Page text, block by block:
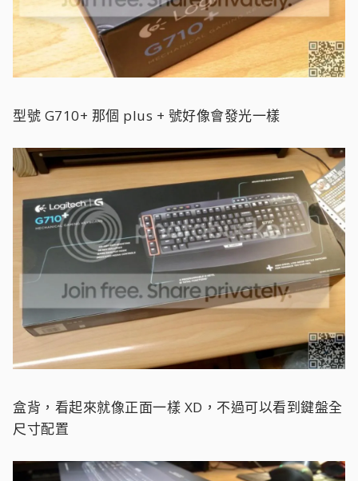
型號 G710+ 那個 plus + 號好像會發光一樣
盒背，看起來就像正面一樣 XD，不過可以看到鍵盤全
尺寸配置